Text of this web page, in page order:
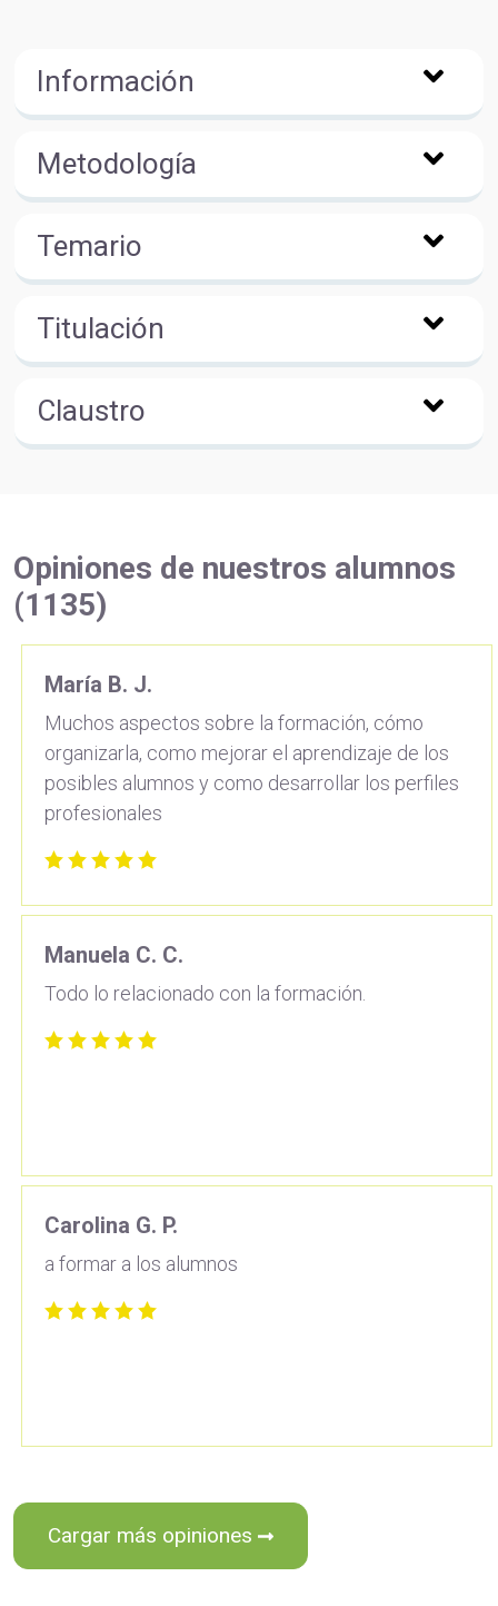
Información
Metodología
Temario
Titulación
Claustro
Opiniones de nuestros alumnos
(1135)
María B. J.
Muchos aspectos sobre la formación, cómo
organizarla, como mejorar el aprendizaje de los
posibles alumnos y como desarrollar los perfiles
profesionales
Manuela C. C.
Todo lo relacionado con la formación.
Carolina G. P.
a formar a los alumnos
Cargar más opiniones